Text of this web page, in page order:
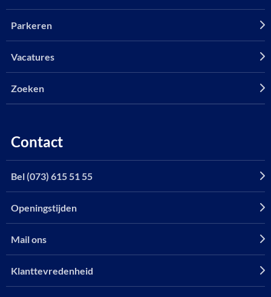
Parkeren
Vacatures
Zoeken
Contact
Bel (073) 615 51 55
Openingstijden
Mail ons
Klanttevredenheid